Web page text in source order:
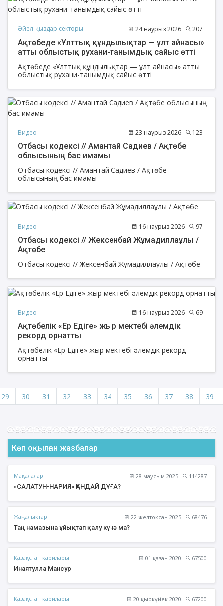
Әйел-қыздар секторы 24 наурыз 2026 207
Ақтөбеде «Ұлттық құндылықтар — ұлт айнасы»
атты облыстық рухани-танымдық сайыс өтті
Ақтөбеде «Ұлттық құндылықтар — ұлт айнасы» атты
облыстық рухани-танымдық сайыс өтті
Видео 23 наурыз 2026 123
Отбасы кодексі // Амантай Садиев / Ақтөбе
облысының бас имамы
Отбасы кодексі // Амантай Садиев / Ақтөбе
облысының бас имамы
Видео 16 наурыз 2026 97
Отбасы кодексі // Жексенбай Жұмадиллаұлы /
Ақтөбе
Отбасы кодексі // Жексенбай Жұмадиллаұлы / Ақтөбе
Видео 16 наурыз 2026 69
Ақтөбелік «Ер Едіге» жыр мектебі әлемдік
рекорд орнатты
Ақтөбелік «Ер Едіге» жыр мектебі әлемдік рекорд
орнатты
29 30 31 32 33 34 35 36 37 38 39
Көп оқылған жазбалар
Мақалалар 28 маусым 2025
114287
«САЛАТУН-НАРИЯ» ҚАНДАЙ ДҰҒА?
Жаңалықтар 22 желтоқсан 2025
68476
Таң намазына ұйықтап қалу күнә ма?
Қазақстан қарилары 01 қазан 2020
67500
Инаятулла Мансур
Қазақстан қарилары 20 қыркүйек 2020
67200